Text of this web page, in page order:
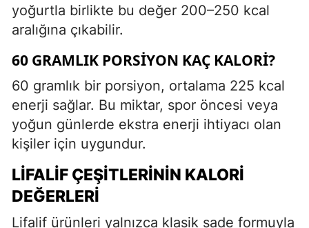
yoğurtla birlikte bu değer 200–250 kcal
aralığına çıkabilir.
60 GRAMLIK PORSIYON KAÇ KALORI?
60 gramlık bir porsiyon, ortalama 225 kcal
enerji sağlar. Bu miktar, spor öncesi veya
yoğun günlerde ekstra enerji ihtiyacı olan
kişiler için uygundur.
LIFALIF ÇEŞITLERININ KALORI
DEĞERLERI
Lifalif ürünleri yalnızca klasik sade formuyla